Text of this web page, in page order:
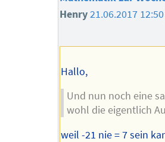
Henry21.06.2017 12:50
Hallo,
Und nun noch eine
wohl die eigentlich
weil -21 nie = 7 sein